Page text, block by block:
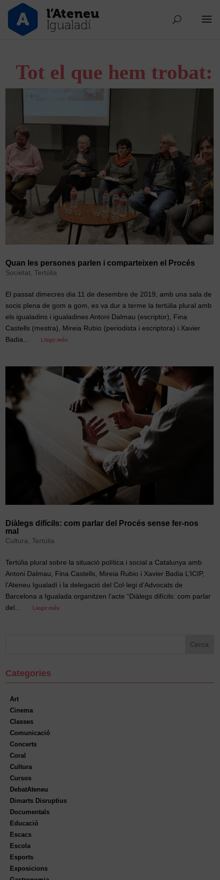
Tot el que hem trobat:
Quan les persones parlen i comparteixen el Procés
Societat ,Tertúlia
El passat dimecres dia 11 de desembre de 2019, amb una sala de
socis plena de gom a gom, es va dur a terme la tertúlia plural amb
els igualadins i igualadines Antoni Dalmau (escriptor), Fina
Castells (mestra), Mireia Rubio (periodista i escriptora) i Xavier
Badia...
Llegir més
Diàlegs difícils: com parlar del Procés sense fer-nos
mal
Cultura,Tertúlia
Tertúlia plural sobre la situació política i social a Catalunya amb
Antoni Dalmau, Fina Castells, Mireia Rubio i Xavier Badia L’ICIP,
l’Ateneu Igualadí i la delegació del Col·legi d’Advocats de
Barcelona a Igualada organitzen l’acte “Diàlegs difícils: com parlar
del...
Llegir més
Categories
Art
Cinema
Classes
Comunicació
Concerts
Coral
Cultura
Cursos
DebatAteneu
Dimarts Disruptius
Documentals
Educació
Escacs
Escola
Esports
Exposicions